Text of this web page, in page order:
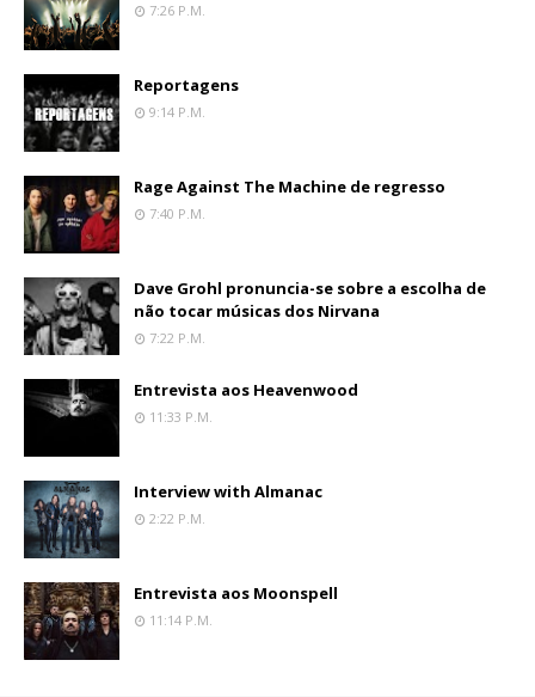
7:26 P.m.
Reportagens
9:14 P.m.
Rage Against The Machine de regresso
7:40 P.m.
Dave Grohl pronuncia-se sobre a escolha de
não tocar músicas dos Nirvana
7:22 P.m.
Entrevista aos Heavenwood
11:33 P.m.
Interview with Almanac
2:22 P.m.
Entrevista aos Moonspell
11:14 P.m.